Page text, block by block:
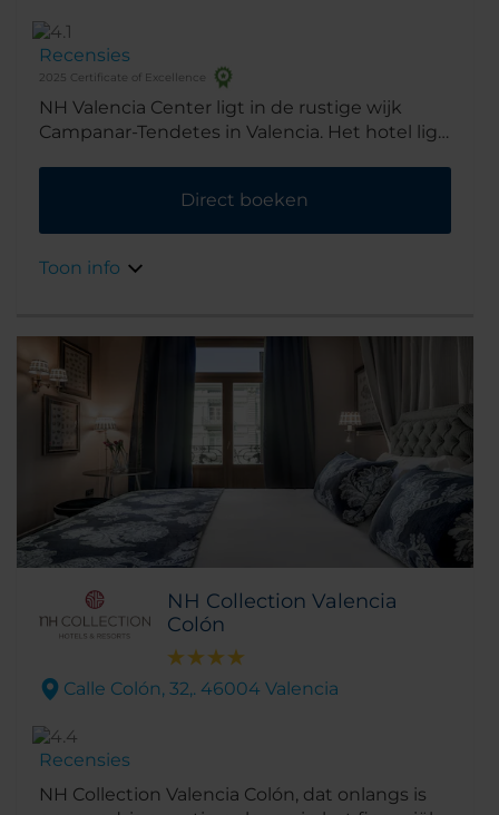
Recensies
2025 Certificate of Excellence
NH Valencia Center ligt in de rustige wijk
Campanar-Tendetes in Valencia. Het hotel ligt
groen park, een bioscoop en het Instituto
Valenciano de Arte Moderno.
Direct boeken
Toon info
NH Collection Valencia
Colón
Calle Colón, 32,. 46004 Valencia
Recensies
NH Collection Valencia Colón, dat onlangs is